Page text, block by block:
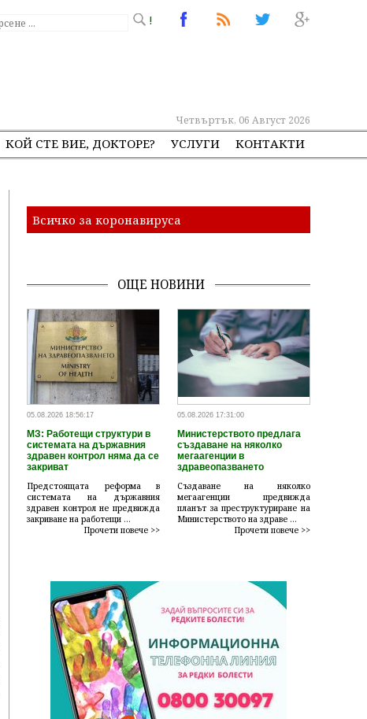
!
Четвъртък, 06 Август 2026
КОЙ СТЕ ВИЕ, ДОКТОРЕ? УСЛУГИ КОНТАКТИ
Всичко за коронавируса
ОЩЕ НОВИНИ
05.08.2026 18:56:17
МЗ: Работещи структури в
системата на държавния
здравен контрол няма да се
закриват
Предстоящата реформа в
системата на държавния
здравен контрол не предвижда
закриване на работещи ...
Прочети повече >>
05.08.2026 17:31:00
Министерството предлага
създаване на няколко
мегаагенции в
здравеопазването
Създаване на няколко
мегаагенции предвижда
планът за преструктуриране на
Министерството на здраве ...
Прочети повече >>